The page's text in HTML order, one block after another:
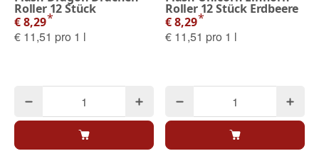
Roller 12 Stück
€ 8,29*
€ 11,51 pro 1 l
Roller 12 Stück Erdbeere
€ 8,29*
€ 11,51 pro 1 l